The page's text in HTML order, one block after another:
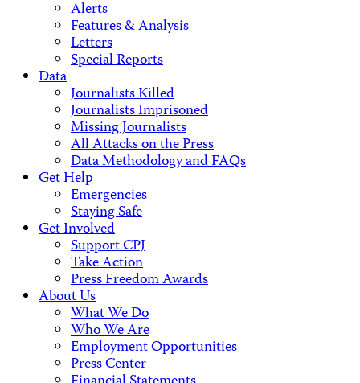
Alerts
Features & Analysis
Letters
Special Reports
Data
Journalists Killed
Journalists Imprisoned
Missing Journalists
All Attacks on the Press
Data Methodology and FAQs
Get Help
Emergencies
Staying Safe
Get Involved
Support CPJ
Take Action
Press Freedom Awards
About Us
What We Do
Who We Are
Employment Opportunities
Press Center